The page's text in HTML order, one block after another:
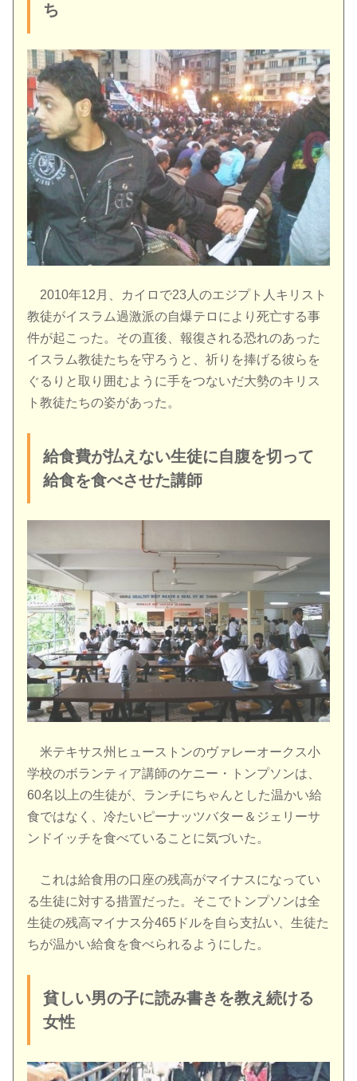
ち
2010年12月、カイロで23人のエジプト人キリスト
教徒がイスラム過激派の自爆テロにより死亡する事
件が起こった。その直後、報復される恐れのあった
イスラム教徒たちを守ろうと、祈りを捧げる彼らを
ぐるりと取り囲むように手をつないだ大勢のキリス
ト教徒たちの姿があった。
給食費が払えない生徒に自腹を切って
給食を食べさせた講師
米テキサス州ヒューストンのヴァレーオークス小
学校のボランティア講師のケニー・トンプソンは、
60名以上の生徒が、ランチにちゃんとした温かい給
食ではなく、冷たいピーナッツバター＆ジェリーサ
ンドイッチを食べていることに気づいた。
これは給食用の口座の残高がマイナスになってい
る生徒に対する措置だった。そこでトンプソンは全
生徒の残高マイナス分465ドルを自ら支払い、生徒た
ちが温かい給食を食べられるようにした。
貧しい男の子に読み書きを教え続ける
女性